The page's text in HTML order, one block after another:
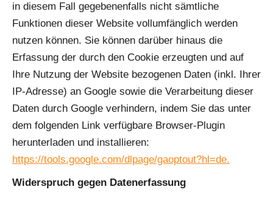
in diesem Fall gegebenenfalls nicht sämtliche
Funktionen dieser Website vollumfänglich werden
nutzen können. Sie können darüber hinaus die
Erfassung der durch den Cookie erzeugten und auf
Ihre Nutzung der Website bezogenen Daten (inkl. Ihrer
IP-Adresse) an Google sowie die Verarbeitung dieser
Daten durch Google verhindern, indem Sie das unter
dem folgenden Link verfügbare Browser-Plugin
herunterladen und installieren:
https://tools.google.com/dlpage/gaoptout?hl=de.
Widerspruch gegen Datenerfassung